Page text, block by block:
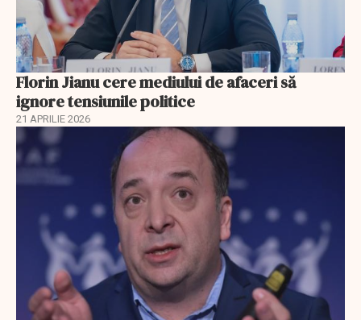
Florin Jianu cere mediului de afaceri să
ignore tensiunile politice
21 APRILIE 2026
EXCLUSIV